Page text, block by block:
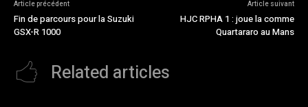
Article précédent
Fin de parcours pour la Suzuki
GSX-R 1000
Article suivant
HJC RPHA 1 : joue la comme
Quartararo au Mans
Related articles